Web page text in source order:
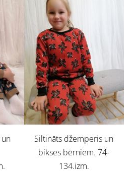
Siltināts džemperis un
bikses bērniem. 74-
134.izm.